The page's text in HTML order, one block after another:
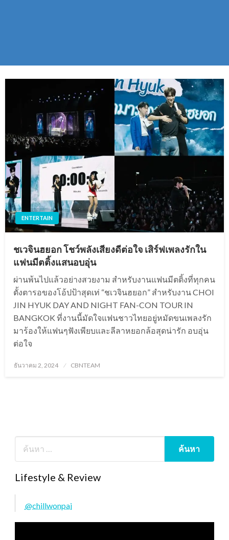
ENTERTAIN
ชเวจินฮยอก โชว์พลังเสียงดีต่อใจ เสิร์ฟเพลงรักใน
แฟนมีตติ้งแสนอบอุ่น
ผ่านพ้นไปแล้วอย่างสวยงาม สำหรับงานแฟนมีตติ้งที่ทุกคน
ตั้งตารอของโอ้ปป้าสุดเท่ “ชเวจินฮยอก” สำหรับงาน CHOI
JIN HYUK DAY AND NIGHT FAN-CON TOUR IN
BANGKOK ที่งานนี้มัดใจแฟนชาวไทยอยู่หมัดขนเพลงรัก
มาร้องให้แฟนๆฟังเพียบและลีลาหยอกล้อสุดน่ารัก อบอุ่น
ต่อใจ
Posted
ธันวาคม 2, 2024 CBNTEAM
Lifestyle & Review
@chillwonpai